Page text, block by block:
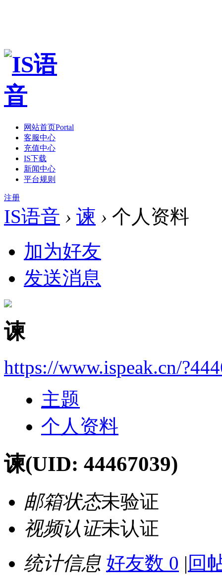
网站首页Portal
客服中心
充值中心
IS下载
新闻中心
平台规则
注册
IS语音 › 谏 › 个人资料
加为好友
发送消息
谏
https://www.ispeak.cn/
主题
个人资料
谏(UID: 44467039)
邮箱状态未验证
视频认证未认证
统计信息 好友数 0 | 回